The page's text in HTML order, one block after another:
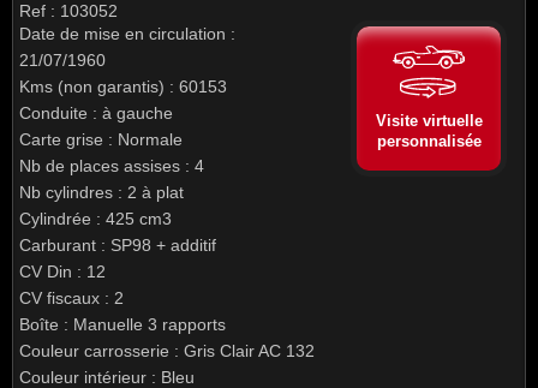
Ref : 103052
Date de mise en circulation :
21/07/1960
Kms (non garantis) : 60153
Conduite : à gauche
Carte grise : Normale
Nb de places assises : 4
Nb cylindres : 2 à plat
Cylindrée : 425 cm3
Carburant : SP98 + additif
CV Din : 12
CV fiscaux : 2
Boîte : Manuelle 3 rapports
Couleur carrosserie : Gris Clair AC 132
Couleur intérieur : Bleu
Visite virtuelle
personnalisée